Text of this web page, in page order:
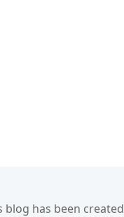
blog has been created